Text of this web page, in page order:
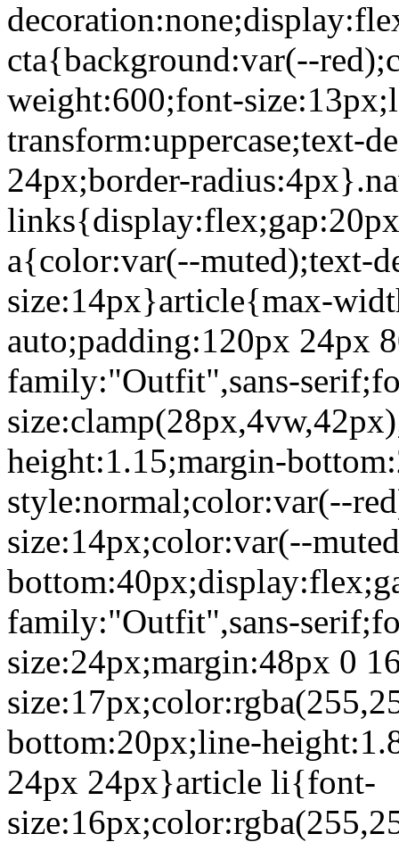
cta{background:var(--
weight:600;font-
transform:uppercase;text-
24px;border-
a{color:var(--muted);text-
size:14px}article{max-
auto;padding:120px 24px
family:"Outfit",sans-
height:1.15;margin-
style:normal;color:var(--
size:14px;color:var(--
family:"Outfit",sans-
size:24px;margin:48px 0
bottom:20px;line-
24px 24px}article li{font-